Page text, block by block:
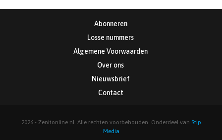
Abonneren
Losse nummers
Algemene Voorwaarden
Over ons
Nieuwsbrief
Contact
2026 - Zenitonline.nl. Alle rechten voorbehouden. Onderdeel van Stip
Media